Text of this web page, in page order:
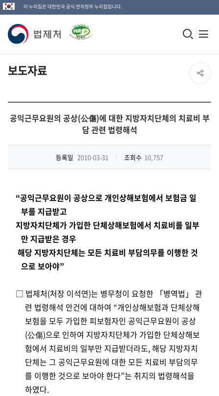
이 누리집은 대한민국 공식 전자정부 누리집입니다.
법
제
처
고
모
기
보도자료 SNS
유
공익근무요원의 공상(公傷)에 대한 지방자치단체의 치료비 부
담 관련 법령해석
등록일 2010-03-31 조회수 10,757
“공익근무요원이 공상으로 개인상해보험에서 보험금 일
부를 지급받고
지방자치단체가 가입한 단체상해보험에서 치료비를 일부
만 지급받은 경우
해당 지방자치단체는 모든 치료비 부담의무를 이행한 것
으로 보아야”
□ 법제처(처장 이석연)는 병무청이 요청한 「병역법」 관
련 법령해석 안건에 대하여 “개인상해보험과 단체상해
보험을 모두 가입한 피보험자인 공익근무요원이 공상
(公傷)으로 인하여 지방자치단체가 가입한 단체상해보
험에서 치료비의 일부만 지급받더라도, 해당 지방자치
단체는 그 공익근무요원에 대한 모든 치료비 부담의무
를 이행한 것으로 보아야 한다”는 취지의 법령해석을
하였다.